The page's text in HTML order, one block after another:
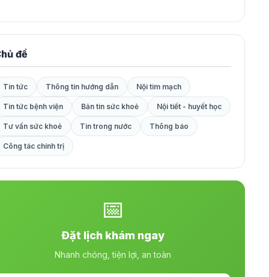
đề
Tin tức Thông tin hướng dẫn Nội tim mạch
Tin tức bệnh viện Bản tin sức khoẻ Nội tiết - huyết học
Tư vấn sức khoẻ Tin trong nước Thông báo
Công tác chính trị
📅
Đặt lịch khám ngay
Nhanh chóng, tiện lợi, an toàn